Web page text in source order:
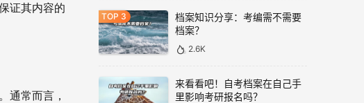
证其内容的
通常而言，
档案知识分享：考编需不需要
档案？
2.6K
来看看吧！自考档案在自己手
里影响考研报名吗？